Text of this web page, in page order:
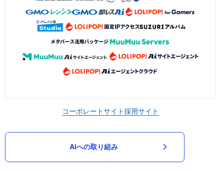
コーポレートサイト採用サイト
AIへの取り組み